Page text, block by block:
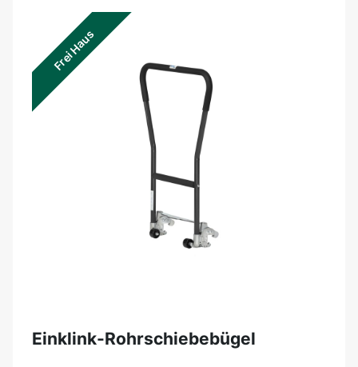
Frei Haus
Einklink-Rohrschiebebügel